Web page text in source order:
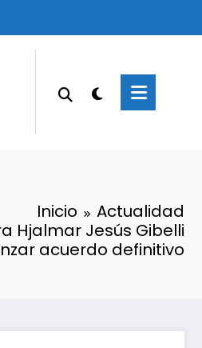
Inicio
Actualidad
Hjalmar Jesús Gibelli
acuerdo definitivo